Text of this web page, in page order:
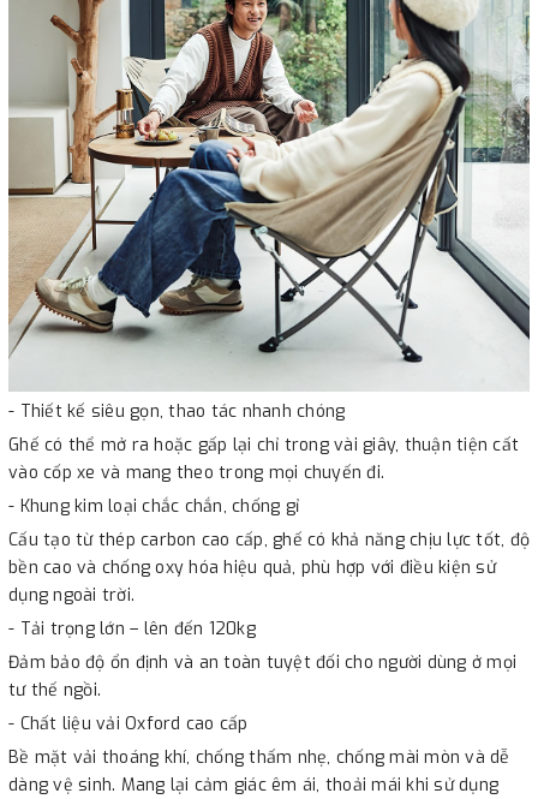
- Thiết kế siêu gọn, thao tác nhanh chóng
Ghế có thể mở ra hoặc gấp lại chỉ trong vài giây, thuận tiện cất
vào cốp xe và mang theo trong mọi chuyến đi.
- Khung kim loại chắc chắn, chống gỉ
Cấu tạo từ thép carbon cao cấp, ghế có khả năng chịu lực tốt, độ
bền cao và chống oxy hóa hiệu quả, phù hợp với điều kiện sử
dụng ngoài trời.
- Tải trọng lớn – lên đến 120kg
Đảm bảo độ ổn định và an toàn tuyệt đối cho người dùng ở mọi
tư thế ngồi.
- Chất liệu vải Oxford cao cấp
Bề mặt vải thoáng khí, chống thấm nhẹ, chống mài mòn và dễ
dàng vệ sinh. Mang lại cảm giác êm ái, thoải mái khi sử dụng